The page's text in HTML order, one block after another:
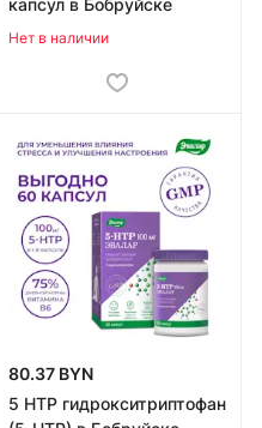
Нет в наличии
80.37 BYN
5 HTP гидрокситриптофан